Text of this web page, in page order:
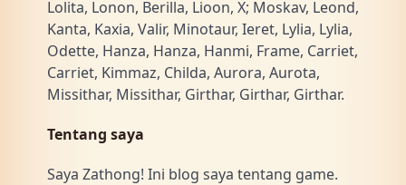
Lolita, Lonon, Berilla, Lioon, X; Moskav, Leond,
Kanta, Kaxia, Valir, Minotaur, Ieret, Lylia, Lylia,
Odette, Hanza, Hanza, Hanmi, Frame, Carriet,
Carriet, Kimmaz, Childa, Aurora, Aurota,
Missithar, Missithar, Girthar, Girthar, Girthar.
Tentang saya
Saya Zathong! Ini blog saya tentang game.